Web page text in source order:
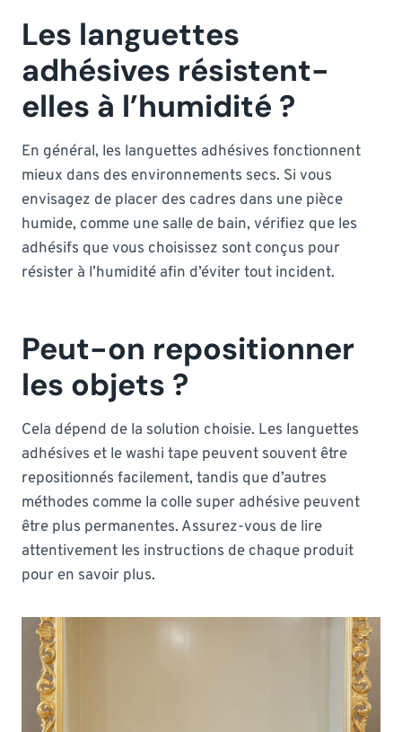
Les languettes
adhésives résistent-
elles à l’humidité ?
En général, les languettes adhésives fonctionnent
mieux dans des environnements secs. Si vous
envisagez de placer des cadres dans une pièce
humide, comme une salle de bain, vérifiez que les
adhésifs que vous choisissez sont conçus pour
résister à l’humidité afin d’éviter tout incident.
Peut-on repositionner
les objets ?
Cela dépend de la solution choisie. Les languettes
adhésives et le washi tape peuvent souvent être
repositionnés facilement, tandis que d’autres
méthodes comme la colle super adhésive peuvent
être plus permanentes. Assurez-vous de lire
attentivement les instructions de chaque produit
pour en savoir plus.